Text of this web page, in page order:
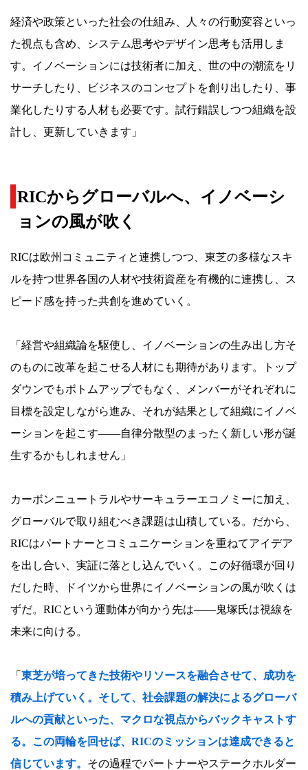
経済や政策といった社会の仕組み、人々の行動変容といっ
た視点も含め、システム思考やデザイン思考も活用しま
す。イノベーションには技術者に加え、世の中の潮流をリ
サーチしたり、ビジネスのコンセプトを創り出したり、事
業化したりする人材も必要です。試行錯誤しつつ組織を設
計し、更新していきます」
RICからグローバルへ、イノベーシ
ョンの風が吹く
RICは欧州コミュニティと連携しつつ、東芝の多様なスキ
ルを持つ世界各国の人材や技術資産を有機的に連携し、ス
ピード感を持った共創を進めていく。
「経営や組織論を駆使し、イノベーションの生み出し方そ
のものに改革を起こせる人材にも期待があります。トップ
ダウンでもボトムアップでもなく、メンバーがそれぞれに
目標を設定しながら進み、それが結果として組織にイノベ
ーションを起こす――自律分散型のまったく新しい形が誕
生するかもしれません」
カーボンニュートラルやサーキュラーエコノミーに加え、
グローバルで取り組むべき課題は山積している。だから、
RICはパートナーとコミュニケーションを重ねてアイデア
を出し合い、実証に落とし込んでいく。この好循環が回り
だした時、ドイツから世界にイノベーションの風が吹くは
ずだ。RICという運動体が向かう先は――鬼塚氏は視線を
未来に向ける。
「 東芝が培ってきた技術やリソースを融合させて、成功を
積み上げていく。そして、社会課題の解決によるグローバ
ルへの貢献といった、マクロな視点からバックキャストす
る。この両輪を回せば、RICのミッションは達成できると
信じています。 その過程でパートナーやステークホルダー